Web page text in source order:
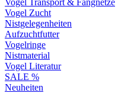
Vogel Transport & Fangnetze
Vogel Zucht
Nistgelegenheiten
Aufzuchtfutter
Vogelringe
Nistmaterial
Vogel Literatur
SALE %
Neuheiten